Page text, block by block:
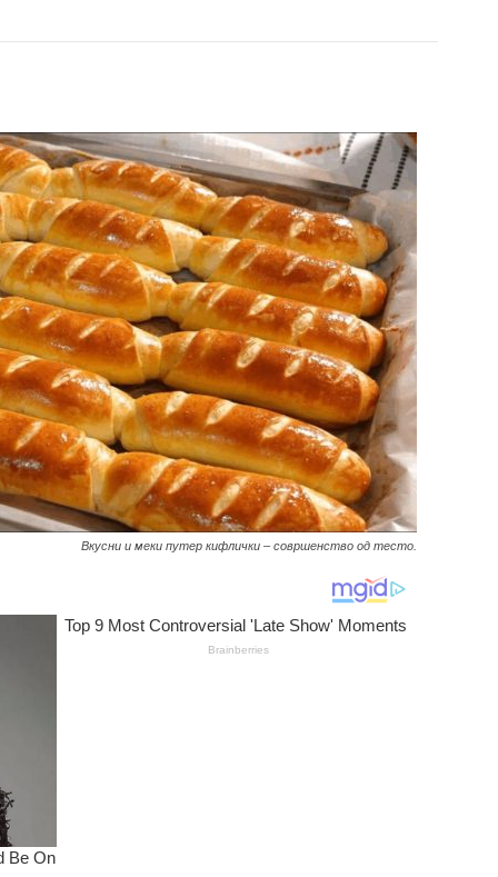
Вкусни и меки путер кифлички – совршенство од тесто.